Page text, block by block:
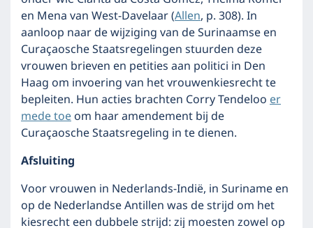
en Mena van West-Davelaar (Allen, p. 308). In
aanloop naar de wijziging van de Surinaamse en
Curaçaosche Staatsregelingen stuurden deze
vrouwen brieven en petities aan politici in Den
Haag om invoering van het vrouwenkiesrecht te
bepleiten. Hun acties brachten Corry Tendelooer
mede toeom haar amendement bij de
Curaçaosche Staatsregeling in te dienen.
Afsluiting
Voor vrouwen in Nederlands-Indië, in Suriname en
op de Nederlandse Antillen was de strijd om het
kiesrecht een dubbele strijd: zij moesten zowel op